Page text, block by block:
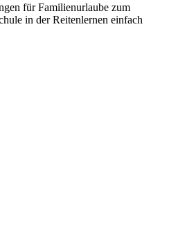
für Familienurlaube zum
in der Reitenlernen einfach